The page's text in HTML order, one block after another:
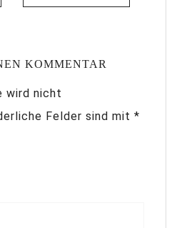
KOMMENTAR
wird nicht
Felder sind mit *